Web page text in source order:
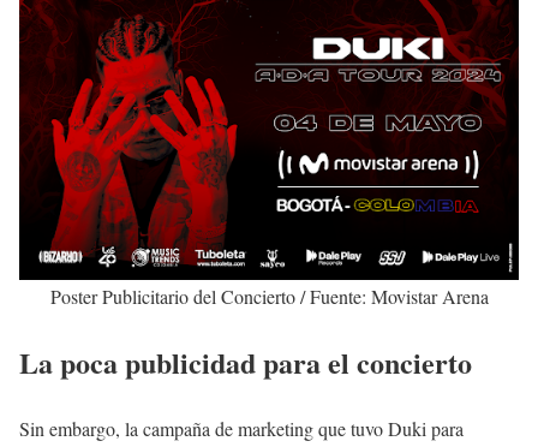
Poster Publicitario del Concierto / Fuente: Movistar Arena
La poca publicidad para el concierto
Sin embargo, la campaña de marketing que tuvo Duki para